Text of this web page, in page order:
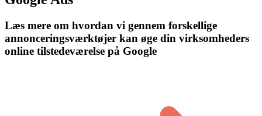
Læs mere om hvordan vi gennem forskellige
annonceringsværktøjer kan øge din virksomheders
online tilstedeværelse på Google